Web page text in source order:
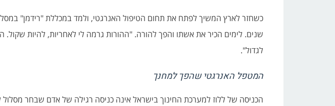
כשחזר לארץ המשיך לפתח את תחום הטיפול האנרגטי, ולמד במכללת "רידמן"
שנים. לימים הכיר את אשתו והפך להורה. "ההורות גרמה לי לאחריות, להיות שקול.
לגדול".
המטפל האנרגטי שהפך למחנך
הכניסה של ללוז למערכת החינוך בישראל אינה כניסה רגילה של אדם שבחר מסלול